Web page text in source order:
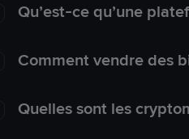
Qu’est-ce qu’une
Comment vendre des
Quelles sont les